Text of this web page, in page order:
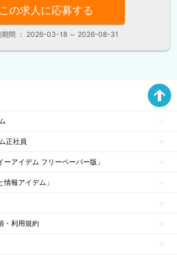
この求人に応募する
期間 ： 2026-03-18 ～ 2026-08-31
正社員
アイデム フリーペーパー版」
報アイデム」
・利用規約